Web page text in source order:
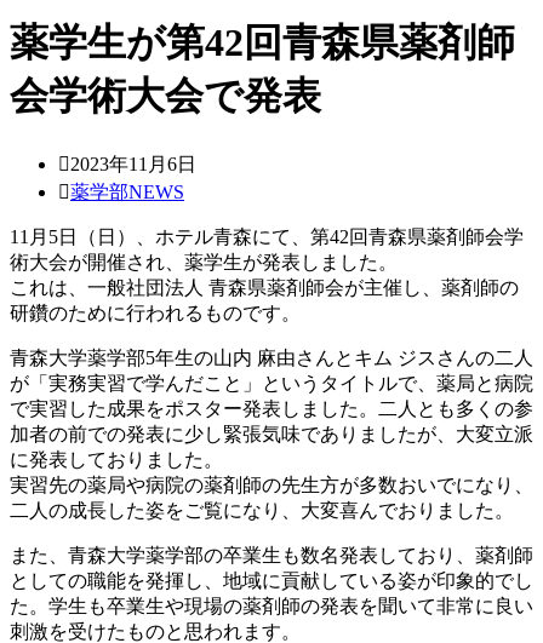
薬学生が第42回青森県薬剤師
会学術大会で発表
2023年11月6日
薬学部NEWS
11月5日（日）、ホテル青森にて、第42回青森県薬剤師会学
術大会が開催され、薬学生が発表しました。
これは、一般社団法人 青森県薬剤師会が主催し、薬剤師の
研鑽のために行われるものです。
青森大学薬学部5年生の山内 麻由さんとキム ジスさんの二人
が「実務実習で学んだこと」というタイトルで、薬局と病院
で実習した成果をポスター発表しました。二人とも多くの参
加者の前での発表に少し緊張気味でありましたが、大変立派
に発表しておりました。
実習先の薬局や病院の薬剤師の先生方が多数おいでになり、
二人の成長した姿をご覧になり、大変喜んでおりました。
また、青森大学薬学部の卒業生も数名発表しており、薬剤師
としての職能を発揮し、地域に貢献している姿が印象的でし
た。学生も卒業生や現場の薬剤師の発表を聞いて非常に良い
刺激を受けたものと思われます。